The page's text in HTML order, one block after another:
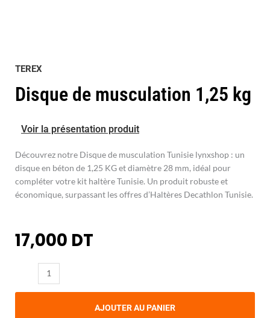
TEREX
Disque de musculation 1,25 kg
Voir la présentation produit
Découvrez notre Disque de musculation Tunisie lynxshop : un
disque en béton de 1,25 KG et diamètre 28 mm, idéal pour
compléter votre kit haltère Tunisie. Un produit robuste et
économique, surpassant les offres d’Haltères Decathlon Tunisie.
17,000 DT
Disque
AJOUTER AU PANIER